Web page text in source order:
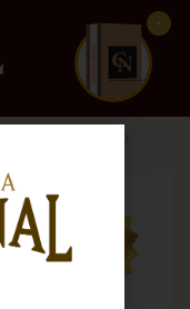
www.cachacarianacional.com.br
CUIDADO FRÁGIL